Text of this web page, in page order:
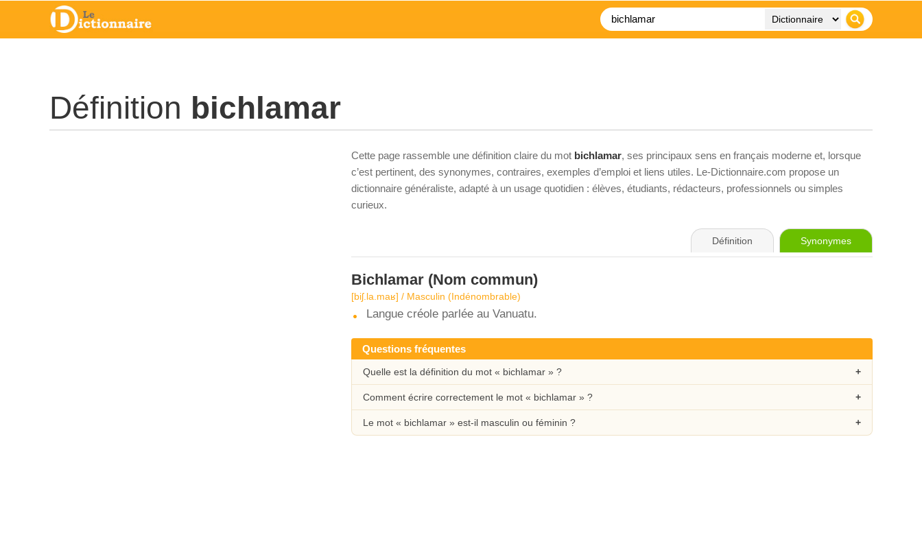
Définition bichlamar
Cette page rassemble une définition claire du mot bichlamar, ses principaux sens en français moderne et, lorsque
c’est pertinent, des synonymes, contraires, exemples d’emploi et liens utiles. Le-Dictionnaire.com propose un
dictionnaire généraliste, adapté à un usage quotidien : élèves, étudiants, rédacteurs, professionnels ou simples
curieux.
Définition Synonymes
Bichlamar (Nom commun)
[biʃ.la.maʁ] / Masculin (Indénombrable)
Langue créole parlée au Vanuatu.
Questions fréquentes
Quelle est la définition du mot « bichlamar » ?
Comment écrire correctement le mot « bichlamar » ?
Le mot « bichlamar » est-il masculin ou féminin ?